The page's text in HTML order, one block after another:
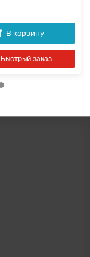
В корзину
Быстрый заказ